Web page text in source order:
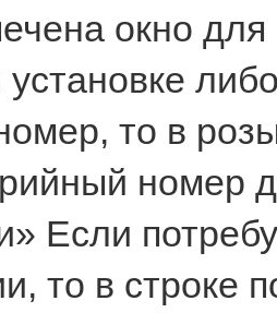
окно
то в
номер
Если
то в строке